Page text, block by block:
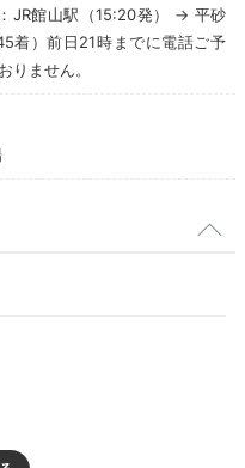
テルのシンボルでもあ
JR館山駅（15:20発） → 平砂
着）前日21時までに電話ご予
りません。